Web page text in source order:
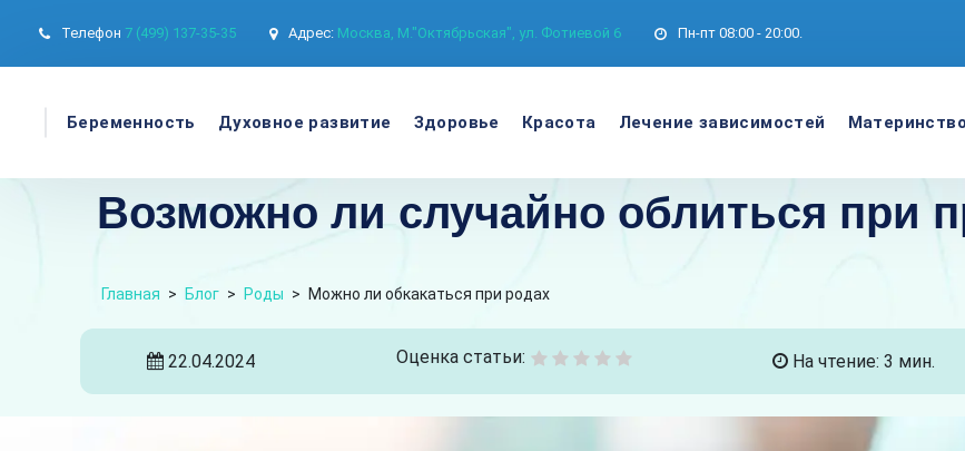
Телефон 7 (499) 137-35-35 Адрес: Москва, М."Октябрьская", ул. Фотиевой 6 Пн-пт 08:00 - 20:00.
Беременность Духовное развитие Здоровье Красота Лечение зависимостей
Возможно ли случайно облиться при
Главная > Блог > Роды > Можно ли обкакаться при родах
22.04.2024 Оценка статьи: На чтение: 3 мин.